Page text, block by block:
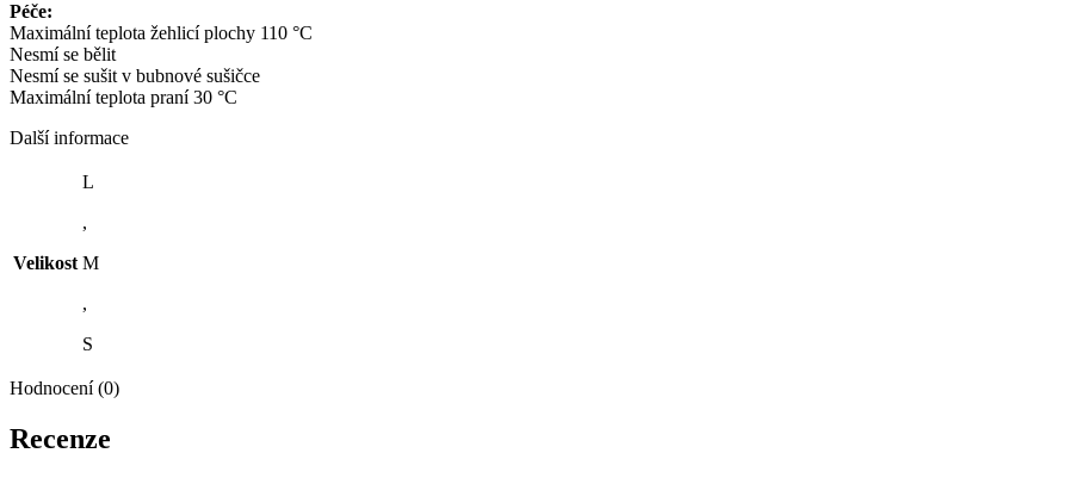
Péče:
Maximální teplota žehlicí plochy 110 °C
Nesmí se bělit
Nesmí se sušit v bubnové sušičce
Maximální teplota praní 30 °C
Další informace
Velikost
L
,
M
,
S
Hodnocení (0)
Recenze